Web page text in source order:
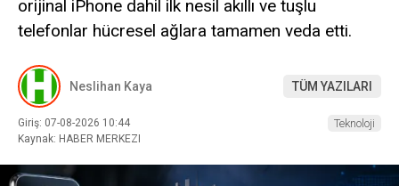
orijinal iPhone dahil ilk nesil akıllı ve tuşlu
telefonlar hücresel ağlara tamamen veda etti.
Neslihan Kaya TÜM YAZILARI
Giriş: 07-08-2026 10:44
Kaynak: HABER MERKEZI
Teknoloji